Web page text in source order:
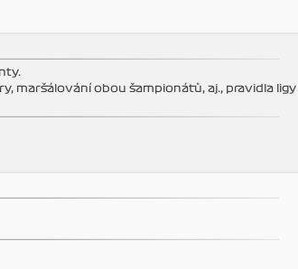
maršálování obou šampionátů, aj., pravidla ligy